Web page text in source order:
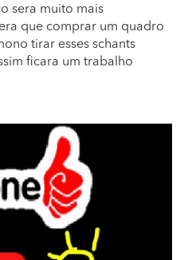
sera muito mais
que comprar um quadro
tirar esses schants
ficara um trabalho